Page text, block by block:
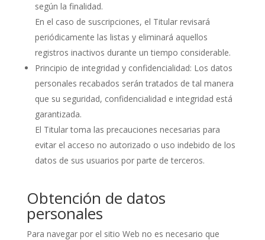
según la finalidad.
En el caso de suscripciones, el Titular revisará
periódicamente las listas y eliminará aquellos
registros inactivos durante un tiempo considerable.
Principio de integridad y confidencialidad: Los datos
personales recabados serán tratados de tal manera
que su seguridad, confidencialidad e integridad está
garantizada.
El Titular toma las precauciones necesarias para
evitar el acceso no autorizado o uso indebido de los
datos de sus usuarios por parte de terceros.
Obtención de datos
personales
Para navegar por el sitio Web no es necesario que